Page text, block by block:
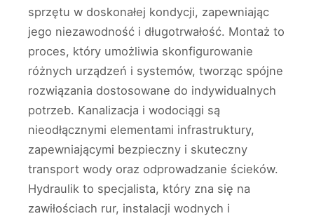
sprzętu w doskonałej kondycji, zapewniając
jego niezawodność i długotrwałość. Montaż to
proces, który umożliwia skonfigurowanie
różnych urządzeń i systemów, tworząc spójne
rozwiązania dostosowane do indywidualnych
potrzeb. Kanalizacja i wodociągi są
nieodłącznymi elementami infrastruktury,
zapewniającymi bezpieczny i skuteczny
transport wody oraz odprowadzanie ścieków.
Hydraulik to specjalista, który zna się na
zawiłościach rur, instalacji wodnych i